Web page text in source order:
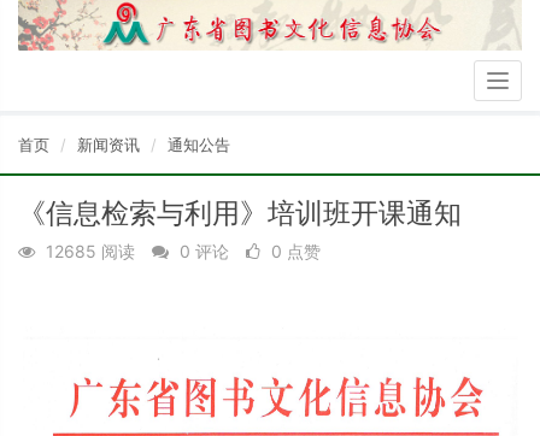
首页 新闻资讯 通知公告
《信息检索与利用》培训班开课通知
12685 阅读 0 评论 0 点赞